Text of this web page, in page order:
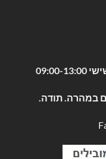
במהרה. תודה.